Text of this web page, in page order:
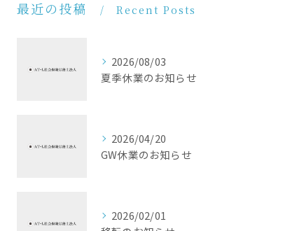
最近の投稿 Recent Posts
2026/08/03
夏季休業のお知らせ
2026/04/20
GW休業のお知らせ
2026/02/01